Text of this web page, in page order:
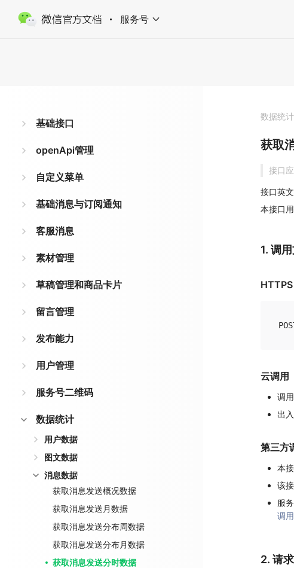
服务号
基础接口
openApi管理
自定义菜单
基础消息与订阅通知
客服消息
素材管理
草稿管理和商品卡片
留言管理
发布能力
用户管理
服务号二维码
数据统计
用户数据
图文数据
消息数据
获取消息发送概况数据
获取消息发送月数据
获取消息发送分布周数据
获取消息发送分布月数据
获取消息发送分时数据
数据统计
获取
接口
接口英
本接口
1. 调
HTTPS
云调用
调
出
第三方
本
该
服
调用
2. 请